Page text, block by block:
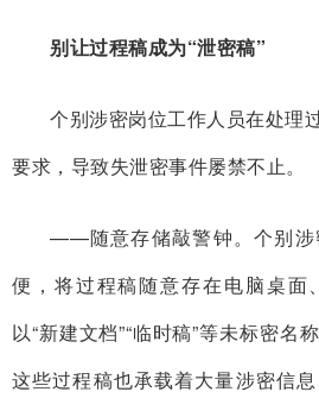
别让过程稿成为“泄密稿”
个别涉密岗位工作人员在处理
要求，导致失泄密事件屡禁不止。
——随意存储敲警钟。个别涉
便，将过程稿随意存在电脑桌面
以“新建文档”“临时稿”等未标密名
这些过程稿也承载着大量涉密信